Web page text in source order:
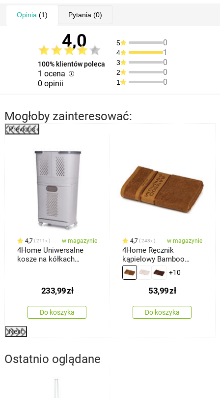
Opinia (1) Pytania (0)
4,0
100% klientów poleca
1 ocena
0 opinii
5 0
4 1
3 0
2 0
1 0
Mogłoby zainteresować:
Previous
4,7 211x w magazynie
4Home Uniwersalne
kosze na kółkach
233,99zł
Do koszyka
4,7 243x w magazynie
4Home Ręcznik
kąpielowy Bamboo
Premium brązowy, 70 x
140 cm
+10
53,99zł
Do koszyka
Next
Ostatnio oglądane